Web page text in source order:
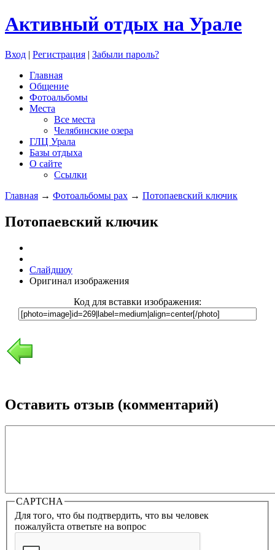
Активный отдых на Урале
Вход | Регистрация | Забыли пароль?
Главная
Общение
Фотоальбомы
Места
Все места
Челябинские озера
ГЛЦ Урала
Базы отдыха
О сайте
Ссылки
Главная → Фотоальбомы pax → Потопаевский ключик
Потопаевский ключик
Слайдшоу
Оригинал изображения
Код для вставки изображения:
Оставить отзыв (комментарий)
CAPTCHA
Для того, что бы подтвердить, что вы человек
пожалуйста ответьте на вопрос